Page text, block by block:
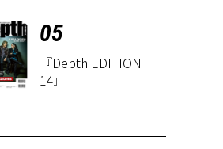
EDITION 14』が8
月18日に発売
05
『Depth EDITION
14』